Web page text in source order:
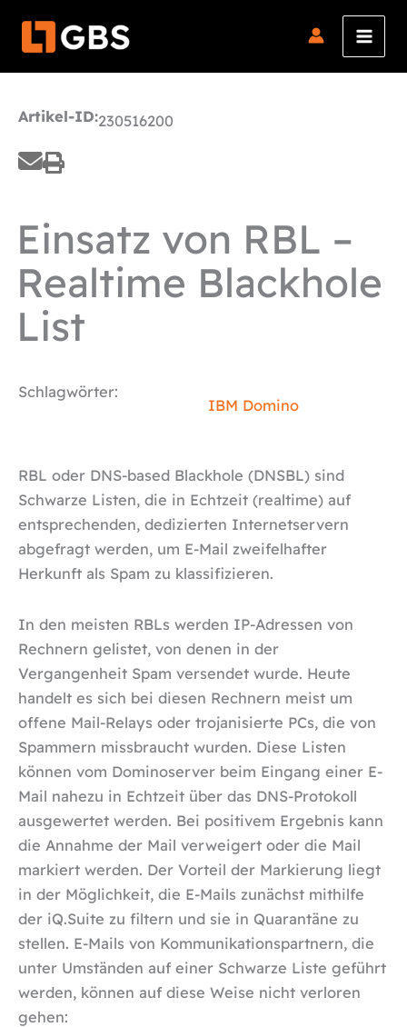
Inhalt
Artikel-ID:230516200
Einsatz von RBL –
Realtime Blackhole
List
Schlagwörter:
IBM Domino
RBL oder DNS-based Blackhole (DNSBL) sind
Schwarze Listen, die in Echtzeit (realtime) auf
entsprechenden, dedizierten Internetservern
abgefragt werden, um E-Mail zweifelhafter
Herkunft als Spam zu klassifizieren.
In den meisten RBLs werden IP-Adressen von
Rechnern gelistet, von denen in der
Vergangenheit Spam versendet wurde. Heute
handelt es sich bei diesen Rechnern meist um
offene Mail-Relays oder trojanisierte PCs, die von
Spammern missbraucht wurden. Diese Listen
können vom Dominoserver beim Eingang einer E-
Mail nahezu in Echtzeit über das DNS-Protokoll
ausgewertet werden. Bei positivem Ergebnis kann
die Annahme der Mail verweigert oder die Mail
markiert werden. Der Vorteil der Markierung liegt
in der Möglichkeit, die E-Mails zunächst mithilfe
der iQ.Suite zu filtern und sie in Quarantäne zu
stellen. E-Mails von Kommunikationspartnern, die
unter Umständen auf einer Schwarze Liste geführt
werden, können auf diese Weise nicht verloren
gehen: